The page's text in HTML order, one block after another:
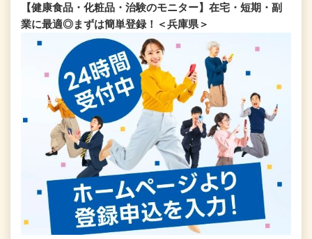
【健康食品・化粧品・治験のモニター】在宅・短期・副
業に最適◎まずは簡単登録！＜兵庫県＞